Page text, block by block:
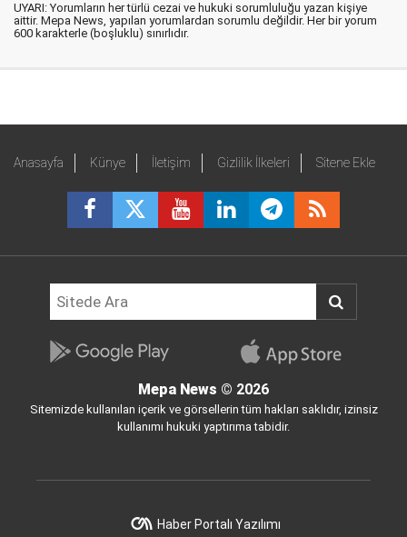
UYARI: Yorumların her türlü cezai ve hukuki sorumluluğu yazan kişiye
aittir. Mepa News, yapılan yorumlardan sorumlu değildir. Her bir yorum
600 karakterle (boşluklu) sınırlıdır.
Anasayfa Künye İletişim Gizlilik İlkeleri Sitene Ekle
Mepa News © 2026
Sitemizde kullanılan içerik ve görsellerin tüm hakları saklıdır, izinsiz
kullanımı hukuki yaptırıma tabidir.
Haber Portalı Yazılımı